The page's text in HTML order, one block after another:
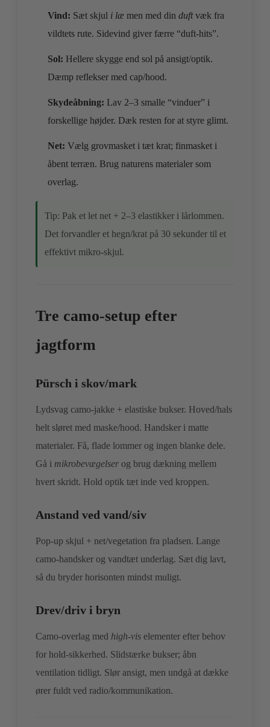
Vind: Sæt skjul i læ men med din duftvæk fra
vildtets rute. Sidevind giver færre “duft‑hits”.
Sol: Hellere skygge end sol på ansigt/optik.
Dæmp reflekser med cap/hood.
Skydeåbning: Lav 2–3 smalle “vinduer” i
forskellige højder. Dæk resten for at styre glimt.
Net: Vælg grovmasket i tæt krat; finmasket i
åbent terræn. Brug naturens materialer som
overlag.
Tip: Pak et let net + 2–3 elastikker i lårlommen.
Det forvandler et hegn/krat på 30 sekunder til et
effektivt mikro‑skjul.
Tre camo‑setup efter
jagtform
Pürsch i skov/mark
Lydsvag camo‑jakke + elastiske bukser. Hoved/hals
helt sløret med maske/hood. Handsker i matte
materialer. Få, flade lommer og ingen blanke dele.
Gå i mikrobevægelser og brug dækning mellem
hvert skridt. Hold optik tæt inde ved kroppen.
Anstand ved vand/siv
Pop‑up skjul + net/vegetation fra pladsen. Lange
camo‑handsker og vandtæt underlag. Sæt dig lavt,
så du bryder horisonten mindst muligt.
Drev/driv i bryn
Camo‑overlag med high‑vis elementer efter behov
for hold‑sikkerhed. Slidstærke bukser; åbn
ventilation tidligt. Slør ansigt, men undgå at dække
ører fuldt ved radio/kommunikation.